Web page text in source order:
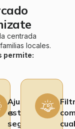
centrada
locales.
permite:
Ajustar
estrategias
según